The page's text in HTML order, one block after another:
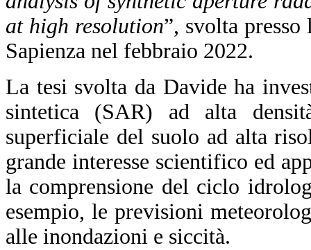
at high resolution”, svolta presso
Sapienza nel febbraio 2022.
La tesi svolta da Davide ha
sintetica (SAR) ad alta
superficiale del suolo ad alta
grande interesse scientifico ed
la comprensione del ciclo
esempio, le previsioni
alle inondazioni e siccità.